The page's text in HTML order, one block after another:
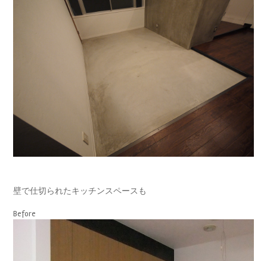
壁で仕切られたキッチンスペースも
Before